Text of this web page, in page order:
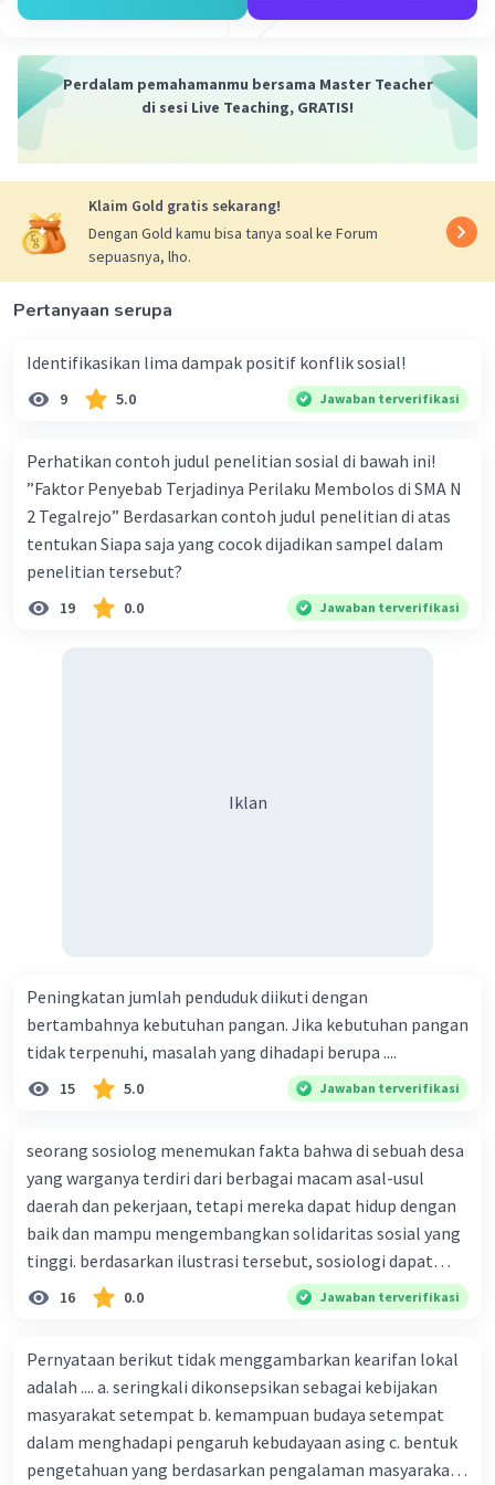
fenomena politik dengan mengaitkan variabel
sosial dan variabel politik dalam wujud saling
keterkaitan antara struktur sosial dan lembaga
Beri Rating·0.0( 0) Balas
Perdalam pemahamanmu bersama Master Teacher
di sesi Live Teaching, GRATIS!
Klaim Gold gratis sekarang!
Dengan Gold kamu bisa tanya soal ke Forum
sepuasnya, lho.
Pertanyaan serupa
Identifikasikan lima dampak positif konflik sosial!
9 5.0 Jawaban terverifikasi
Perhatikan contoh judul penelitian sosial di bawah ini!
”Faktor Penyebab Terjadinya Perilaku Membolos di SMA N
2 Tegalrejo” Berdasarkan contoh judul penelitian di atas
tentukan Siapa saja yang cocok dijadikan sampel dalam
penelitian tersebut?
19 0.0 Jawaban terverifikasi
Iklan
Peningkatan jumlah penduduk diikuti dengan
bertambahnya kebutuhan pangan. Jika kebutuhan pangan
tidak terpenuhi, masalah yang dihadapi berupa ....
15 5.0 Jawaban terverifikasi
seorang sosiolog menemukan fakta bahwa di sebuah desa
yang warganya terdiri dari berbagai macam asal-usul
daerah dan pekerjaan, tetapi mereka dapat hidup dengan
baik dan mampu mengembangkan solidaritas sosial yang
tinggi. berdasarkan ilustrasi tersebut, sosiologi dapat
berfungsi sebagai ilmu yang ....
16 0.0 Jawaban terverifikasi
Pernyataan berikut tidak menggambarkan kearifan lokal
adalah .... a. seringkali dikonsepsikan sebagai kebijakan
masyarakat setempat b. kemampuan budaya setempat
dalam menghadapi pengaruh kebudayaan asing c. bentuk
pengetahuan yang berdasarkan pengalaman masyarakat